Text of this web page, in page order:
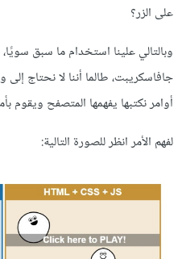
على الزر؟
وبالتالي علينا استخدام ما سبق
جافاسكريبت، طالما أننا لا نحتاج
أوامر نكتبها يفهمها المتصفح ويقوم
لفهم الأمر انظر للصورة التالية: